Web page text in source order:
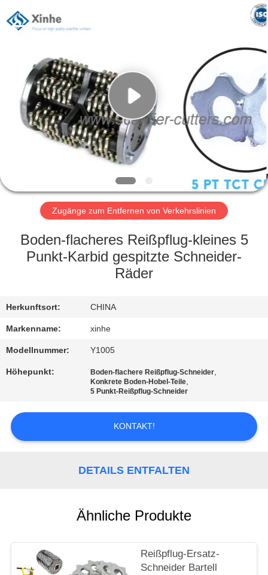
HAUSE
PRODUKTE
ÜBER
WERKSBESICHTIGUNG
KONTAKT
MIT
UNS
RECHTSSACHEN
ANGEBOT
SITEMAP
Industry
Co.,
Ltd..
Zugänge zum Entfernen von Verkehrslinien
Boden-flacheres Reißpflug-kleines 5
Punkt-Karbid gespitzte Schneider-
Räder
Herkunftsort: CHINA
Markenname: xinhe
Modellnummer: Y1005
Höhepunkt: Boden-flachere Reißpflug-Schneider,
Konkrete Boden-Hobel-Teile,
5 Punkt-Reißpflug-Schneider
KONTAKT!
DETAILS ENTFALTEN
Ähnliche Produkte
Reißpflug-Ersatz-
Schneider Bartell